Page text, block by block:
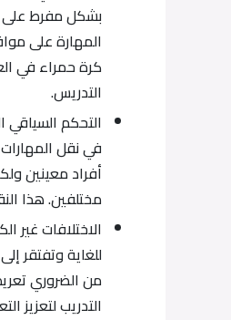
بشكل مفرط على
المهارة على
كرة حمراء في
التدريس.
في نقل
أفراد معينين
مختلفين. هذا
للغاية وتفتقر
من الضروري
التدريب لتعزيز